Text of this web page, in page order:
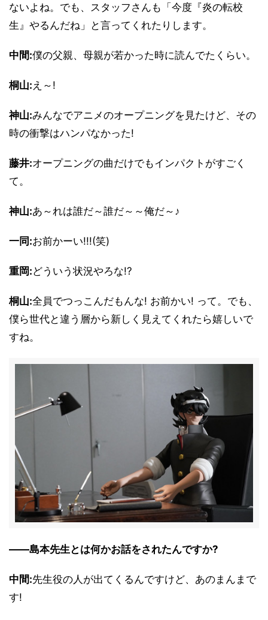
ないよね。でも、スタッフさんも「今度『炎の転校
生』やるんだね」と言ってくれたりします。
中間:僕の父親、母親が若かった時に読んでたくらい。
桐山: え～!
神山:みんなでアニメのオープニングを見たけど、その
時の衝撃はハンパなかった!
藤井:オープニングの曲だけでもインパクトがすごく
て。
神山:あ～れは誰だ～誰だ～～俺だ～♪
一同:お前かーい!!!(笑)
重岡:どういう状況やろな!?
桐山:全員でつっこんだもんな! お前かい! って。でも、
僕ら世代と違う層から新しく見えてくれたら嬉しいで
すね。
――島本先生とは何かお話をされたんですか?
中間:先生役の人が出てくるんですけど、あのまんまで
す!